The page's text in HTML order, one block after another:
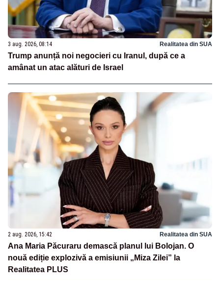
3 aug. 2026, 08:14 Realitatea din SUA
Trump anunță noi negocieri cu Iranul, după ce a
amânat un atac alături de Israel
2 aug. 2026, 15:42 Realitatea din SUA
Ana Maria Păcuraru demască planul lui Bolojan. O
nouă ediție explozivă a emisiunii „Miza Zilei” la
Realitatea PLUS